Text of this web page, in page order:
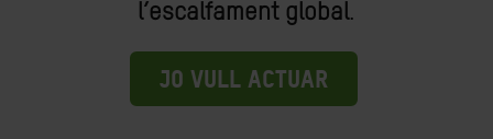
l’escalfament global.
JO VULL ACTUAR